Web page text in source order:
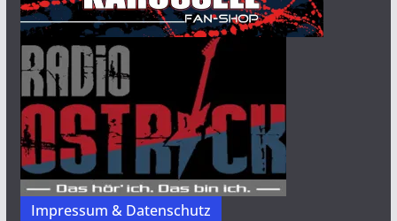
Impressum & Datenschutz